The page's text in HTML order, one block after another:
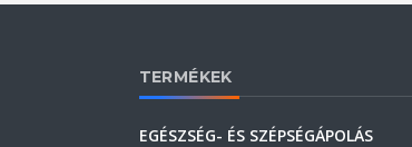
TERMÉKEK
EGÉSZSÉG- ÉS SZÉPSÉGÁPOLÁS